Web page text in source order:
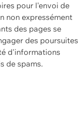
pour l'envoi de
non expressément
des pages se
des poursuites
d'informations
de spams.